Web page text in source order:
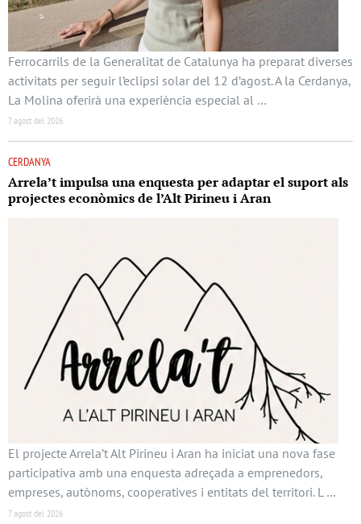
Ferrocarrils de la Generalitat de Catalunya ha preparat diverses
activitats per seguir l’eclipsi solar del 12 d’agost. A la Cerdanya,
La Molina oferirà una experiència especial al …
7 agost del 2026
CERDANYA
Arrela’t impulsa una enquesta per adaptar el suport als
projectes econòmics de l’Alt Pirineu i Aran
El projecte Arrela’t Alt Pirineu i Aran ha iniciat una nova fase
participativa amb una enquesta adreçada a emprenedors,
empreses, autònoms, cooperatives i entitats del territori. L …
7 agost del 2026